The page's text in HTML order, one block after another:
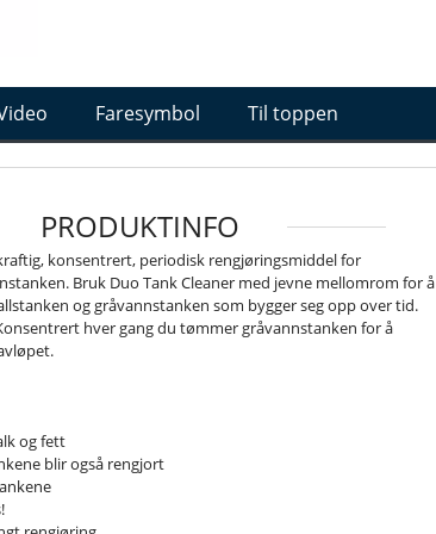
Faresymbol Til toppen
PRODUKTINFO
konsentrert, periodisk rengjøringsmiddel for
Bruk Duo Tank Cleaner med jevne mellomrom for å
og gråvannstanken som bygger seg opp over tid.
hver gang du tømmer gråvannstanken for å
og fett
blir også rengjort